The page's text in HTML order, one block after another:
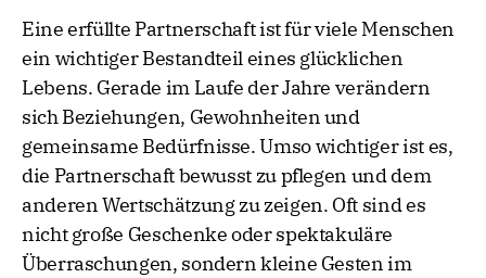
Eine erfüllte Partnerschaft ist für viele Menschen
ein wichtiger Bestandteil eines glücklichen
Lebens. Gerade im Laufe der Jahre verändern
sich Beziehungen, Gewohnheiten und
gemeinsame Bedürfnisse. Umso wichtiger ist es,
die Partnerschaft bewusst zu pflegen und dem
anderen Wertschätzung zu zeigen. Oft sind es
nicht große Geschenke oder spektakuläre
Überraschungen, sondern kleine Gesten im